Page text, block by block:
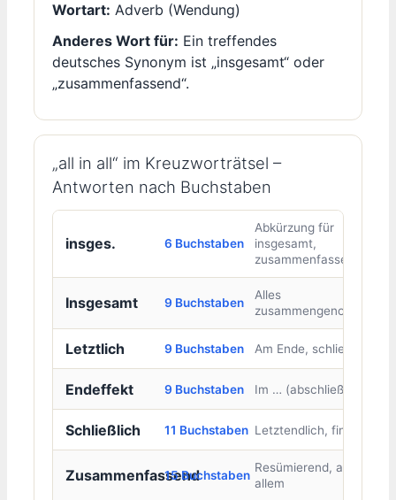
Wortart: Adverb (Wendung)
Anderes Wort für: Ein treffendes
deutsches Synonym ist „insgesamt“ oder
„zusammenfassend“.
„all in all“ im Kreuzworträtsel –
Antworten nach Buchstaben
insges. 6 Buchstaben
Abkürzung für
insgesamt,
zusammenfassend
Insgesamt 9 Buchstaben
Alles
zusammengenommen
Letztlich 9 Buchstaben Am Ende, schließlich
Endeffekt 9 Buchstaben Im … (abschließend)
Schließlich 11 Buchstaben Letztendlich, final
Zusammenfassend15 Buchstaben
Resümierend, alles in
allem